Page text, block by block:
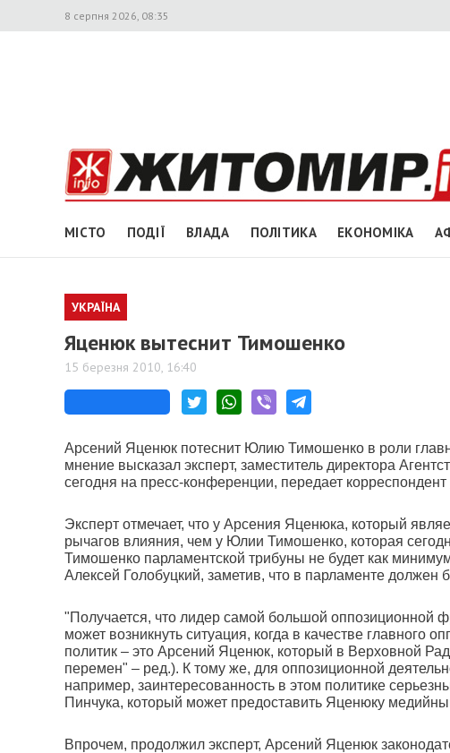
8 серпня 2026, 08:35
МІСТО ПОДІЇ ВЛАДА ПОЛІТИКА ЕКОНОМІКА
УКРАЇНА
Яценюк вытеснит Тимошенко
15 березня 2010, 16:40
Арсений Яценюк потеснит Юлию Тимошенко в роли
мнение высказал эксперт, заместитель директора
сегодня на пресс-конференции, передает корреспондент
Эксперт отмечает, что у Арсения Яценюка, который
рычагов влияния, чем у Юлии Тимошенко, которая
Тимошенко парламентской трибуны не будет как
Алексей Голобуцкий, заметив, что в парламенте должен
"Получается, что лидер самой большой оппозиционной
может возникнуть ситуация, когда в качестве главного
политик – это Арсений Яценюк, который в Верховной
перемен" – ред.). К тому же, для оппозиционной
например, заинтересованность в этом политике
Пинчука, который может предоставить Яценюку
Впрочем, продолжил эксперт, Арсений Яценюк